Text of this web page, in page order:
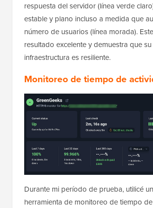
respuesta del servidor (línea verde
estable y plano incluso a medida que
número de usuarios (línea morada).
resultado excelente y demuestra que su
infraestructura es resiliente.
Monitoreo de tiempo de
Durante mi período de prueba, utilicé
herramienta de monitoreo de tiempo